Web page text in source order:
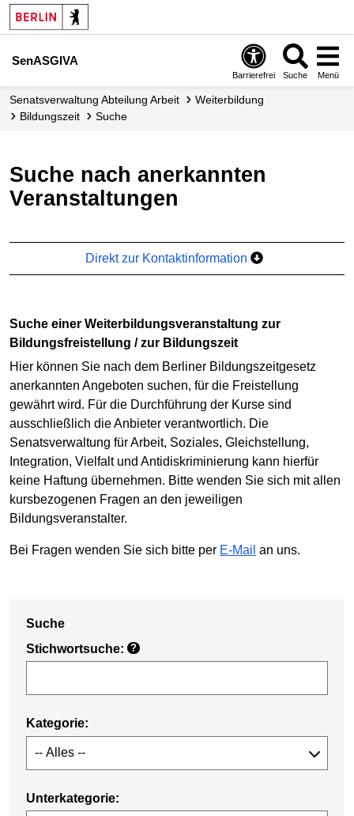
SenASGIVA
Barrierefrei Suche Menü
Senats­verwaltung Abteilung Arbeit
Weiterbildung
Bildungszeit
Suche
Suche nach anerkannten
Veranstaltungen
Direkt zur Kontaktinformation
Suche einer Weiterbildungsveranstaltung zur
Bildungsfreistellung / zur Bildungszeit
Hier können Sie nach dem Berliner Bildungszeitgesetz
anerkannten Angeboten suchen, für die Freistellung
gewährt wird. Für die Durchführung der Kurse sind
ausschließlich die Anbieter verantwortlich. Die
Senatsverwaltung für Arbeit, Soziales, Gleichstellung,
Integration, Vielfalt und Antidiskriminierung kann hierfür
keine Haftung übernehmen. Bitte wenden Sie sich mit allen
kursbezogenen Fragen an den jeweiligen
Bildungsveranstalter.
Bei Fragen wenden Sie sich bitte per E-Mail an uns.
Suche
Stichwortsuche: ?
Kategorie:
Unterkategorie: